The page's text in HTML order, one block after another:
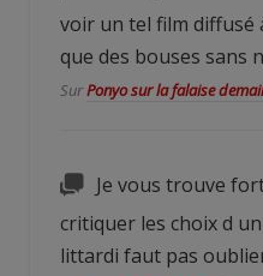
voir un tel film diffusé
que des bouses sans
SurPonyo sur la falaise
Je vous trouve
critiquer les choix d
littardi faut pas